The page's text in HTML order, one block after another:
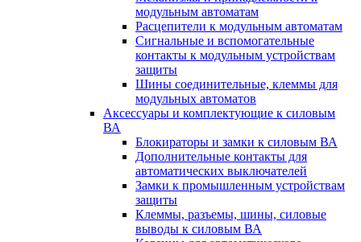
модульным автоматам
Расцепители к модульным автоматам
Сигнальные и вспомогательные
контакты к модульным устройствам
защиты
Шины соединительные, клеммы для
модульных автоматов
Аксессуары и комплектующие к силовым
ВА
Блокираторы и замки к силовым ВА
Дополнительные контакты для
автоматических выключателей
Замки к промышленным устройствам
защиты
Клеммы, разъемы, шины, силовые
выводы к силовым ВА